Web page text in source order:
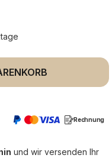
gewünschten
Rechnung
und wir versenden Ihr